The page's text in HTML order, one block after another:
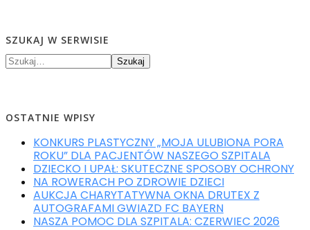
SZUKAJ W SERWISIE
Szukaj
OSTATNIE WPISY
KONKURS PLASTYCZNY „MOJA ULUBIONA PORA
ROKU” DLA PACJENTÓW NASZEGO SZPITALA
DZIECKO I UPAŁ: SKUTECZNE SPOSOBY OCHRONY
NA ROWERACH PO ZDROWIE DZIECI
AUKCJA CHARYTATYWNA OKNA DRUTEX Z
AUTOGRAFAMI GWIAZD FC BAYERN
NASZA POMOC DLA SZPITALA: CZERWIEC 2026